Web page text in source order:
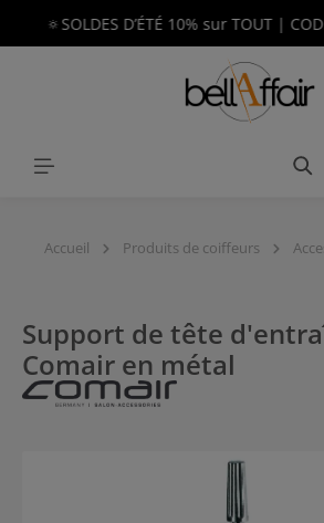
principal
🔅SOLDES D’ÉTÉ 10% sur TOUT |
Accueil Produits de coiffeurs
Support de tête
Comair en métal